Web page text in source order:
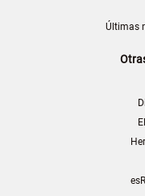
Últimas